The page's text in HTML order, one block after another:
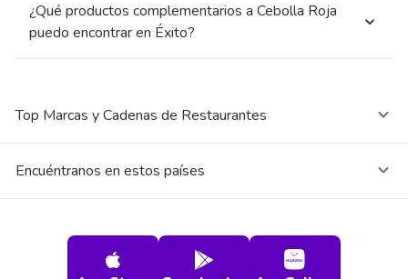
¿Qué productos complementarios a Cebolla Roja
puedo encontrar en Éxito?
Top Marcas y Cadenas de Restaurantes
Encuéntranos en estos países